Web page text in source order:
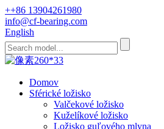
++86 13904261980
info@cf-bearing.com
English
Domov
Sférické ložisko
Valčekové ložisko
Kuželíkové ložisko
Ložisko guľového mlyna